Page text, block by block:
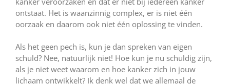
ontstaat. Het is waanzinnig complex, er is niet één
oorzaak en daarom ook niet één oplossing te vinden.
Als het geen pech is, kun je dan spreken van eigen
schuld? Nee, natuurlijk niet! Hoe kun je nu schuldig zijn,
als je niet weet waarom en hoe kanker zich in jouw
lichaam ontwikkelt? Ik denk wel dat we allemaal de